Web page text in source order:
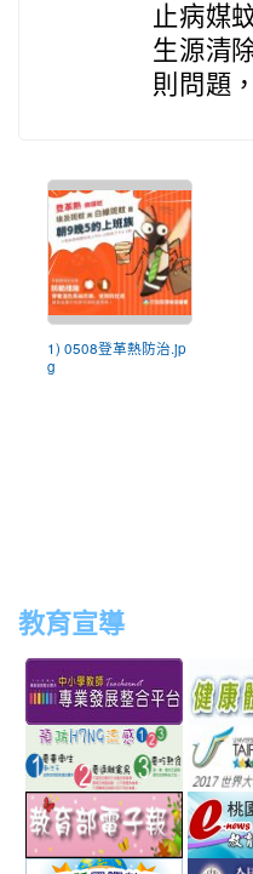
止病媒
生源清
則問題
1) 0508登革熱防治.jp
g
教育宣導
to
http://
link
to
https://
link
to
http://
flu/
link
to
http://